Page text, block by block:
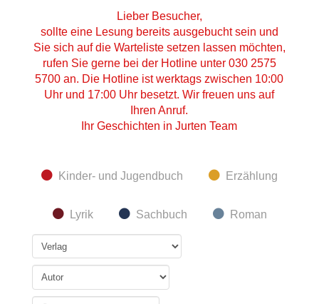
Lieber Besucher,
sollte eine Lesung bereits ausgebucht sein und
Sie sich auf die Warteliste setzen lassen möchten,
rufen Sie gerne bei der Hotline unter 030 2575
5700 an. Die Hotline ist werktags zwischen 10:00
Uhr und 17:00 Uhr besetzt. Wir freuen uns auf
Ihren Anruf.
Ihr Geschichten in Jurten Team
Kinder- und Jugendbuch Erzählung
Lyrik Sachbuch Roman